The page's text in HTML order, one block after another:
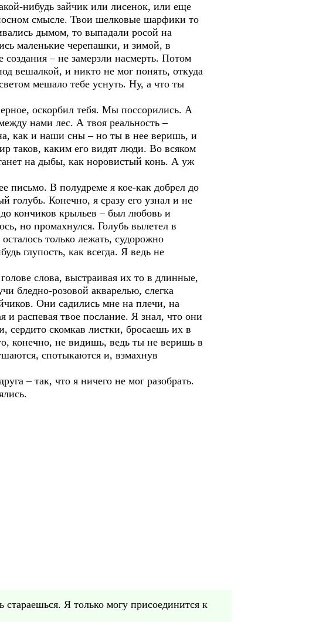
нибудь зайчик или лисенок, или еще
смысле. Твои шелковые шарфики то
дымом, то выпадали росой на
маленькие черепашки, и зимой, в
– не замерзли насмерть. Потом
вешалкой, и никто не мог понять, откуда
мешало тебе уснуть. Ну, а что ты
оскорбил тебя. Мы поссорились. А
нами лес. А твоя реальность –
как и наши сны – но ты в нее веришь, и
таков, каким его видят люди. Во всяком
на дыбы, как норовистый конь. А уж
письмо. В полудреме я кое-как добрел до
голубь. Конечно, я сразу его узнал и не
кончиков крыльев – был любовь и
но промахнулся. Голубь вылетел в
только лежать, судорожно
глупость, как всегда. Я ведь не
слова, выстраивая их то в длинные,
бледно-розовой акварелью, слегка
Они садились мне на плечи, на
и распевая твое послание. Я знал, что они
сердито скомкав листки, бросаешь их в
конечно, не видишь, ведь ты не веришь в
спотыкаются и, взмахнув
– так, что я ничего не мог разобрать.
Я только могу присоединится к